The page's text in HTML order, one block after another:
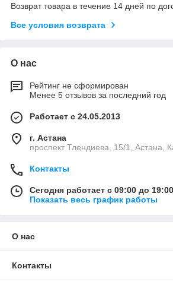
Возврат товара в течение 14 дней по
Все условия возврата
О нас
Рейтинг не сформирован
Менее 5 отзывов за последний год
Работает с 24.05.2013
г. Астана
проспект Тлендиева, 15/1, Астана,
Контакты
Сегодня работает с 09:00 до 19:00
Показать весь график работы
О нас
Контакты